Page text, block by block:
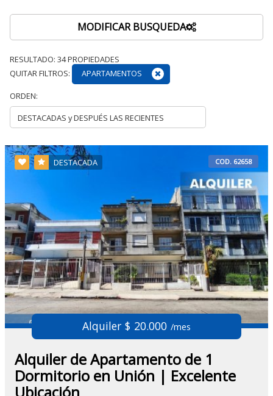
MODIFICAR BUSQUEDA
RESULTADO: 34PROPIEDADES
QUITAR FILTROS:
APARTAMENTOS
ORDEN:
DESTACADA COD. 62658
Alquiler $ 20.000 /mes
Alquiler de Apartamento de 1
Dormitorio en Unión | Excelente